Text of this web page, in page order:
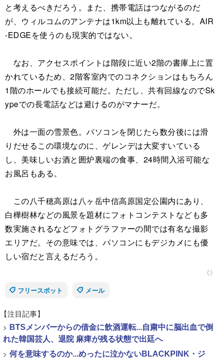
と考えるべきだろう。また、携帯電話はつながるのだ
が、ウィルコムのアンテナは1km以上も離れている。AIR
-EDGEを使うのも現実的ではない。
なお、アクセスポイントは階段に近い2階の書庫上に置
かれているため、2階客室内でのコネクションはもちろん
1階のホールでも接続可能だ。ただし、共有回線なのでSk
ypeでの長電話などは避けるのがマナーだ。
外は一面の雪景色。パソコンを閉じたら数分後には滑
りだせるこの環境なのに、ゲレンデは大変すいている
し、美味しいお酒と囲炉裏端の食事、24時間入浴可能な
お風呂もある。
この八千穂高原は八ヶ岳中信高原国定公園内にあり、
白樺樹林などの風景を題材にフォトコンテストなども多
数実施されるなどフォトグラファーの間では有名な撮影
エリアだ。その意味では、パソコンにもデジカメにも優
しい宿だと言えるだろう。
《》
フリースポット
メール
【注目記事】
> BTSメンバーからの借金に飲酒運転...自粛中に脳出血で倒
れた韓国芸人、退院 麻痺が残る状態で出廷へ
> 何を意味するのか...めったに泣かないBLACKPINK・ジ